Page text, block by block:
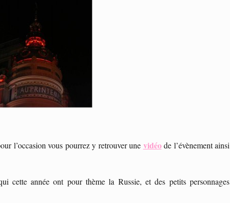
l’occasion vous pourrez y retrouver une vidéode l’évènement ainsi
cette année ont pour thème la Russie, et des petits personnages